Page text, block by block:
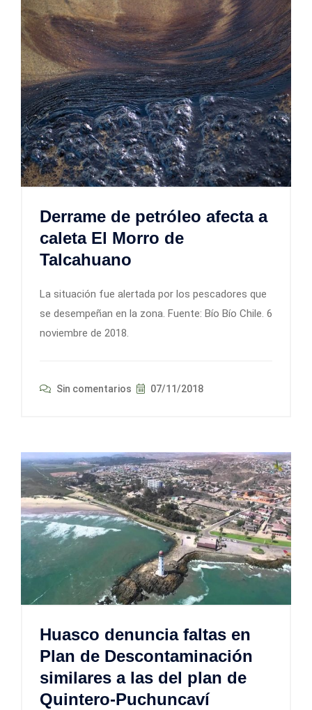
Derrame de petróleo afecta a
caleta El Morro de
Talcahuano
La situación fue alertada por los pescadores que
se desempeñan en la zona. Fuente: Bío Bío Chile. 6
noviembre de 2018.
Sin comentarios 07/11/2018
Huasco denuncia faltas en
Plan de Descontaminación
similares a las del plan de
Quintero-Puchuncaví